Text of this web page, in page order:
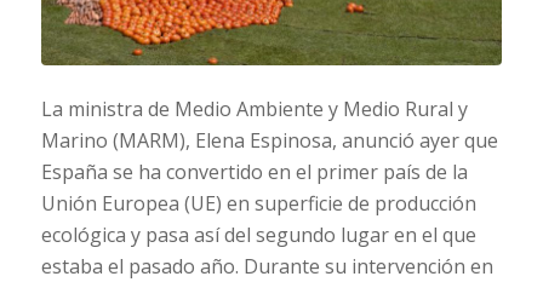
La ministra de Medio Ambiente y Medio Rural y
Marino (MARM), Elena Espinosa, anunció ayer que
España se ha convertido en el primer país de la
Unión Europea (UE) en superficie de producción
ecológica y pasa así del segundo lugar en el que
estaba el pasado año. Durante su intervención en